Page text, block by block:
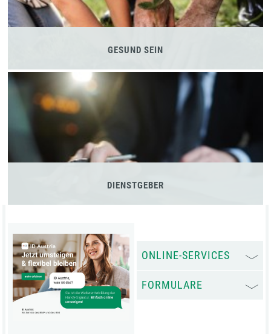
GESUND SEIN
DIENSTGEBER
ONLINE-SERVICES
FORMULARE